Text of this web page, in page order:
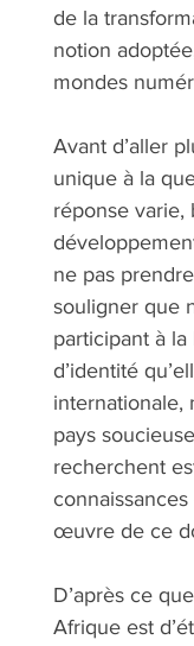
de la
notion
mondes
Avant d’aller
unique à la
réponse varie,
ne pas
souligner que
participant à
d’identité
internationale,
pays
recherchent
œuvre de ce
D’après ce
Afrique est